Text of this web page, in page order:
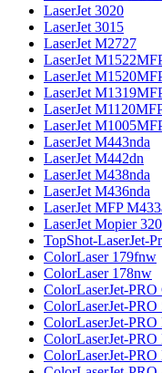
LaserJet 3020
LaserJet 3015
LaserJet M2727
LaserJet
LaserJet
LaserJet
LaserJet
LaserJet
LaserJet M443nda
LaserJet M442dn
LaserJet M438nda
LaserJet M436nda
LaserJet MFP
LaserJet Mopier 320
TopShot-LaserJet-
ColorLaser 179fnw
ColorLaser 178nw
ColorLaserJet-
ColorLaserJet-
ColorLaserJet-
ColorLaserJet-
ColorLaserJet-